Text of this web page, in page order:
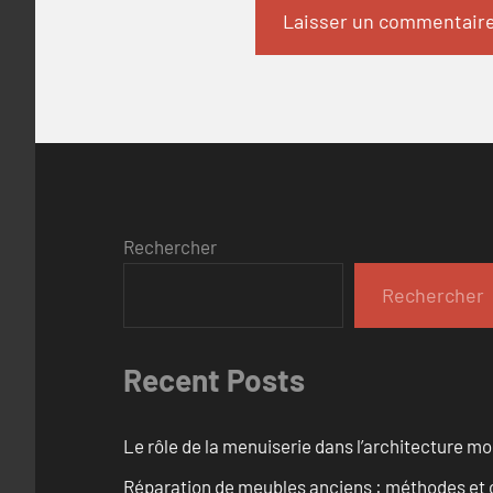
Rechercher
Rechercher
Recent Posts
Le rôle de la menuiserie dans l’architecture
Réparation de meubles anciens : méthodes et